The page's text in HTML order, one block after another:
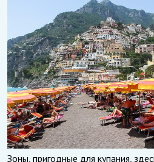
Зоны, пригодные для купания,